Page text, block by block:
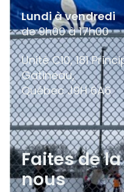
Lundi à vendredi
de 9h00 à 17h00
Unité C10, 181
Gatineau,
QuébecJ9H 6A6
Faites de
nous